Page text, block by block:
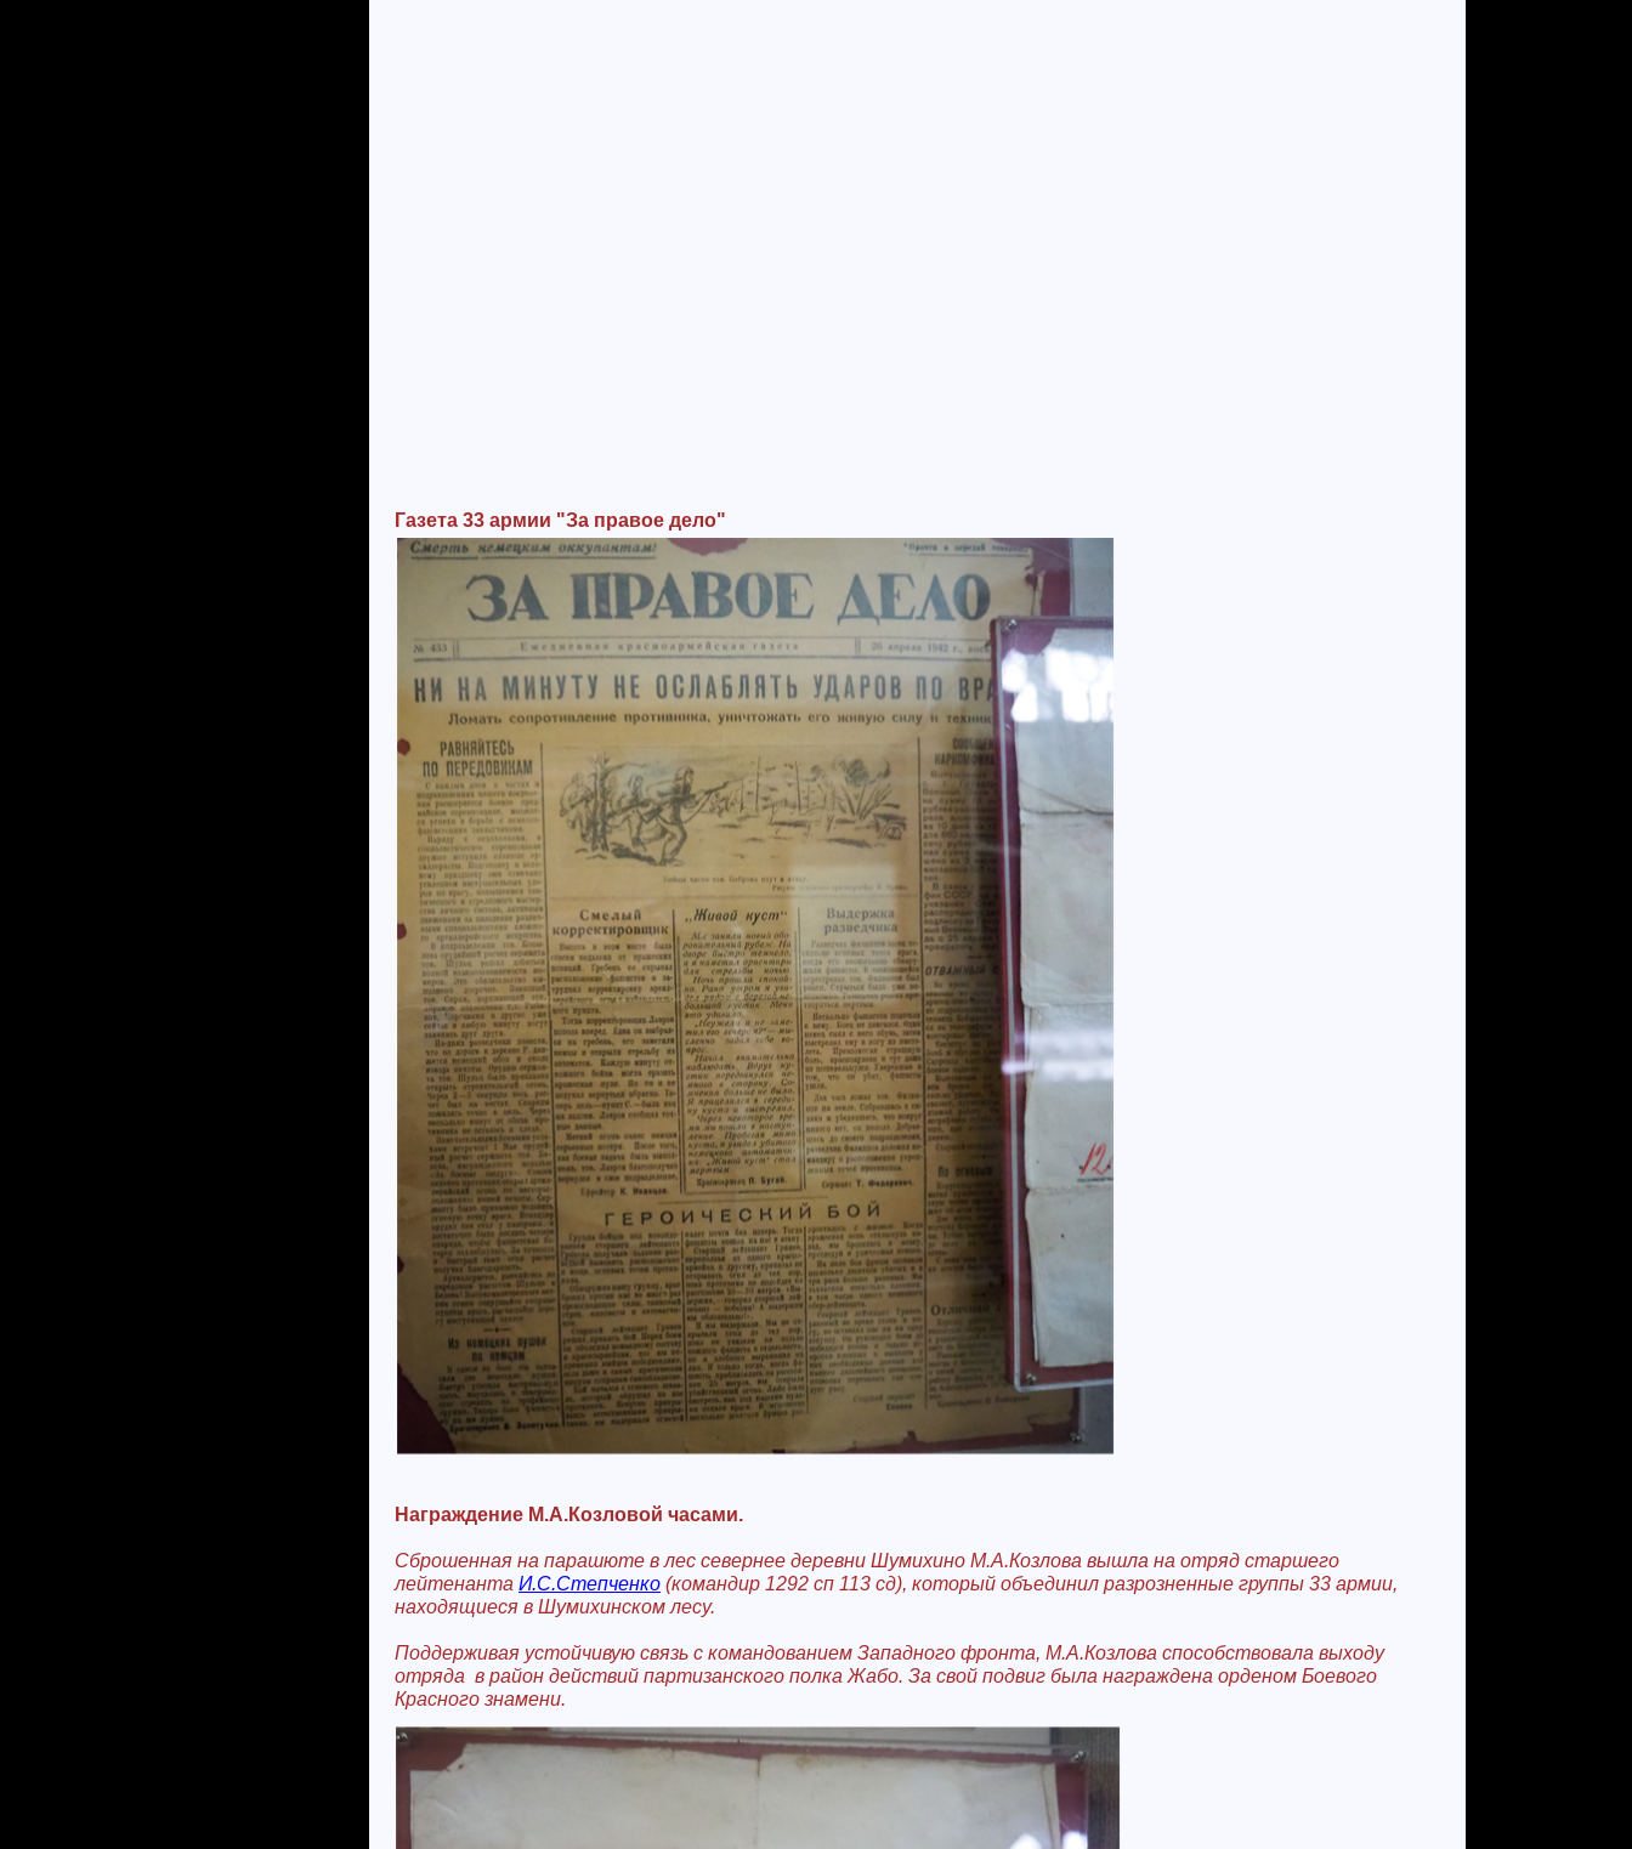
Газета 33 армии "За правое дело"
Награждение М.А.Козловой часами.
Сброшенная на парашюте в лес севернее деревни Шумихино М.А.Козлова вышла на отряд старшего
лейтенанта И.С.Степченко (командир 1292 сп 113 сд), который объединил разрозненные группы 33 армии,
находящиеся в Шумихинском лесу.
Поддерживая устойчивую связь с командованием Западного фронта, М.А.Козлова способствовала выходу
отряда в район действий партизанского полка Жабо. За свой подвиг была награждена орденом Боевого
Красного знамени.